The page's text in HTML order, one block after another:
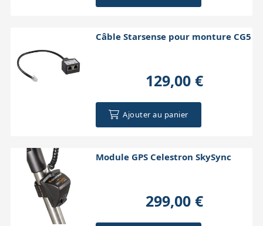
Câble Starsense pour monture CG5
129,00 €
Ajouter au panier
Module GPS Celestron SkySync
299,00 €